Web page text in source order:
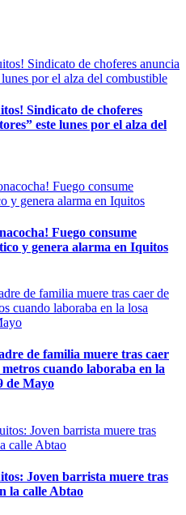
Sindicato de choferes
este lunes por el alza del
Fuego consume
y genera alarma en Iquitos
de familia muere tras caer
cuando laboraba en la
de Mayo
Joven barrista muere tras
la calle Abtao